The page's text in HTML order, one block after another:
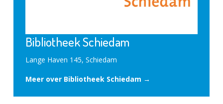
Bibliotheek Schiedam
Lange Haven 145, Schiedam
Meer over Bibliotheek Schiedam →